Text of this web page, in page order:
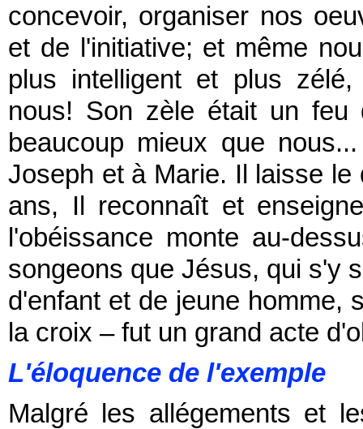
concevoir, organiser nos
et de l'initiative; et même
plus intelligent et plus
nous! Son zèle était un feu
beaucoup mieux que
Joseph et à Marie. Il laisse
ans, Il reconnaît et
l'obéissance monte au-
songeons que Jésus, qui s'y
d'enfant et de jeune homme,
la croix – fut un grand acte
L'éloquence de l'exemple
Malgré les allégements et